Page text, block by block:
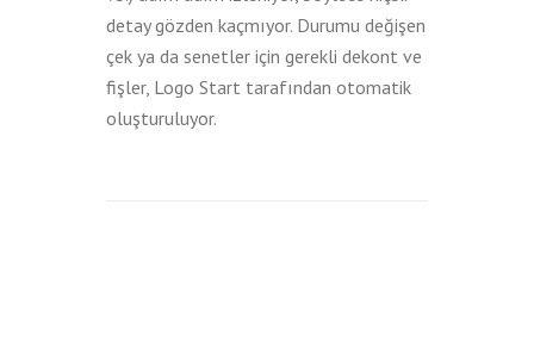
detay gözden kaçmıyor. Durumu değişen
çek ya da senetler için gerekli dekont ve
fişler, Logo Start tarafından otomatik
oluşturuluyor.